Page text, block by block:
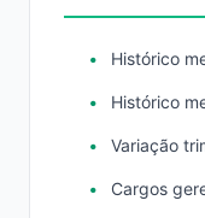
Histórico
Histórico
Variação
Cargos